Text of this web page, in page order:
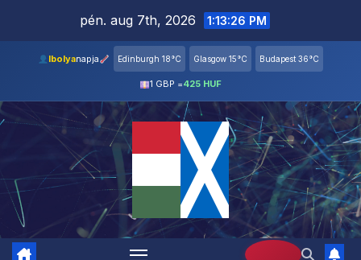
content
pén. aug 7th, 2026 1:13:26 PM
Ibolyanapja Edinburgh 18°C Glasgow 15°C Budapest 36°C
1 GBP =425 HUF